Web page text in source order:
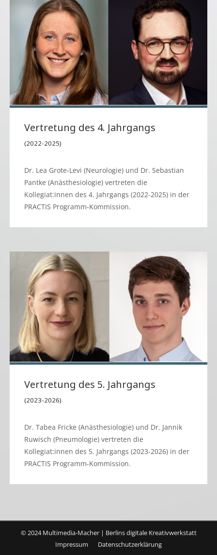
Vertretung des 4. Jahrgangs
(2022-2025)
Dr. Lea Grote-Levi (Neurologie) und Dr. Sebastian
Pantke (Anästhesiologie) vertreten die
Kollegiat:innen des 4. Jahrgangs (2022-2025) in der
PRACTIS Programm-Kommission.
Vertretung des 5. Jahrgangs
(2023-2026)
Dr. Tabea Fricke (Anästhesiologie) und Dr. Jannik
Ruwisch (Pneumologie) vertreten die
Kollegiat:innen des 5. Jahrgangs (2023-2026) in der
PRACTIS Programm-Kommission.
© 2024 Multimedia-Macher | Berlins digitale Kreativwerkstatt
Impressum
Datenschutzerklärung